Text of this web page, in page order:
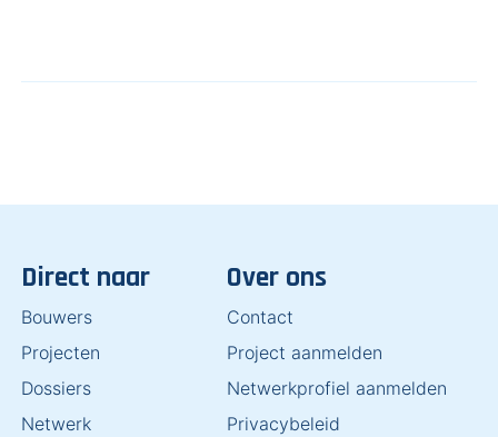
Direct naar
Bouwers
Projecten
Dossiers
Netwerk
Over ons
Contact
Project aanmelden
Netwerkprofiel aanmelden
Privacybeleid